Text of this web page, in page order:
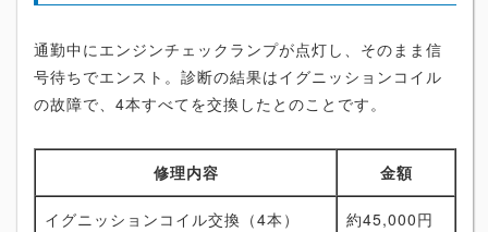
通勤中にエンジンチェックランプが点灯し、そのまま信
号待ちでエンスト。診断の結果はイグニッションコイル
の故障で、4本すべてを交換したとのことです。
修理内容 金額
イグニッションコイル交換（4本） 約45,000円